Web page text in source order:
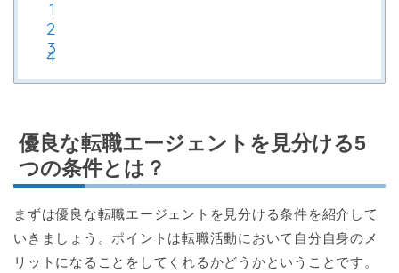
優良な転職エージェントを見分ける5
つの条件とは？
まずは優良な転職エージェントを見分ける条件を紹介して
いきましょう。ポイントは転職活動において自分自身のメ
リットになることをしてくれるかどうかということです。